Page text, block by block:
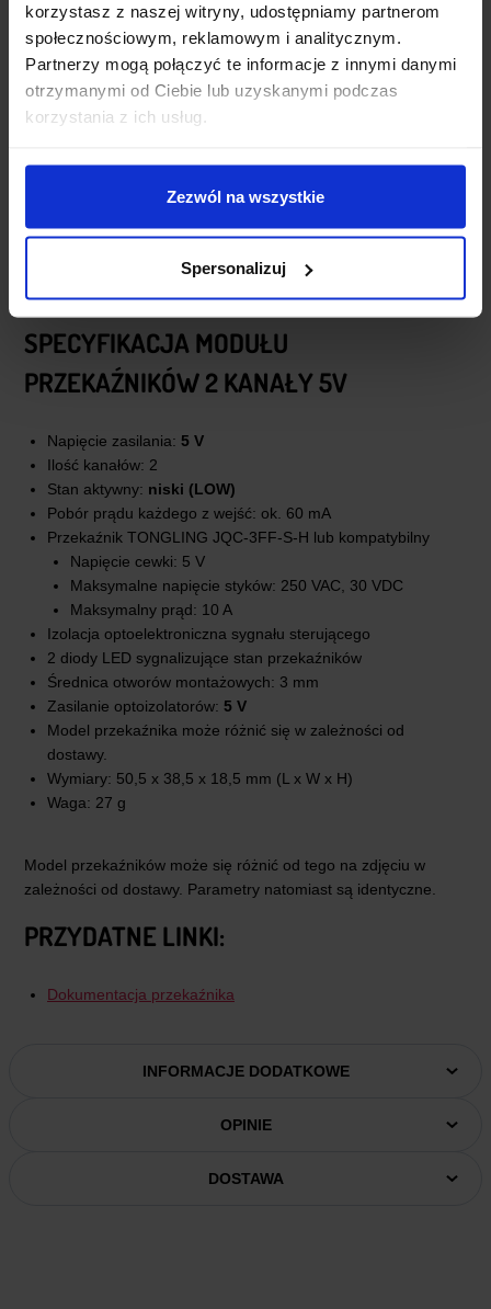
korzystasz z naszej witryny, udostępniamy partnerom
społecznościowym, reklamowym i analitycznym.
Partnerzy mogą połączyć te informacje z innymi danymi
otrzymanymi od Ciebie lub uzyskanymi podczas
korzystania z ich usług.
Zezwól na wszystkie
Spersonalizuj
SPECYFIKACJA MODUŁU
PRZEKAŹNIKÓW 2 KANAŁY 5V
Napięcie zasilania: 5 V
Ilość kanałów: 2
Stan aktywny: niski (LOW)
Pobór prądu każdego z wejść: ok. 60 mA
Przekaźnik TONGLING JQC-3FF-S-H lub kompatybilny
Napięcie cewki: 5 V
Maksymalne napięcie styków: 250 VAC, 30 VDC
Maksymalny prąd: 10 A
Izolacja optoelektroniczna sygnału sterującego
2 diody LED sygnalizujące stan przekaźników
Średnica otworów montażowych: 3 mm
Zasilanie optoizolatorów: 5 V
Model przekaźnika może różnić się w zależności od
dostawy.
Wymiary: 50,5 x 38,5 x 18,5 mm (L x W x H)
Waga: 27 g
Model przekaźników może się różnić od tego na zdjęciu w
zależności od dostawy. Parametry natomiast są identyczne.
PRZYDATNE LINKI:
Dokumentacja przekaźnika
INFORMACJE DODATKOWE
OPINIE
DOSTAWA